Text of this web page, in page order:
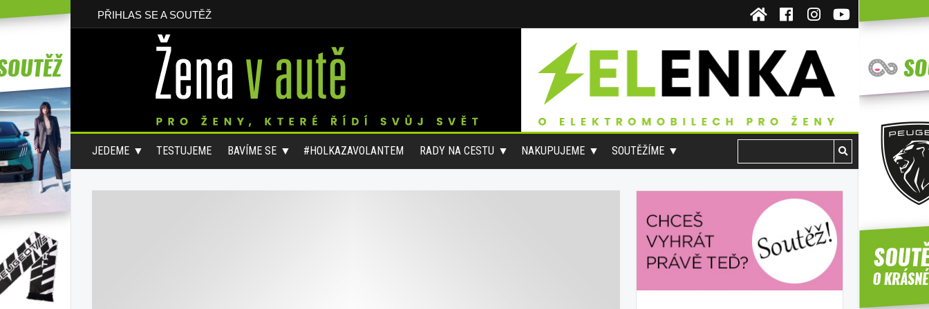
PŘIHLAS SE A SOUTĚŽ
JEDEME TESTUJEME BAVÍME SE #HOLKAZAVOLANTEM RADY NA CESTU NAKUPUJEME SOUTĚŽÍME